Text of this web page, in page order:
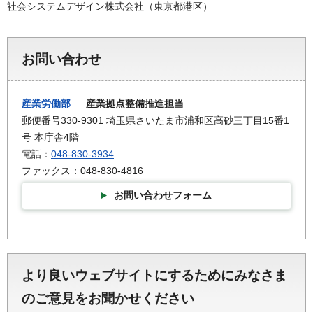
社会システムデザイン株式会社（東京都港区）
お問い合わせ
産業労働部 産業拠点整備推進担当
郵便番号330-9301 埼玉県さいたま市浦和区高砂三丁目15番1
号 本庁舎4階
電話： 048-830-3934
ファックス：048-830-4816
お問い合わせフォーム
より良いウェブサイトにするためにみなさま
のご意見をお聞かせください